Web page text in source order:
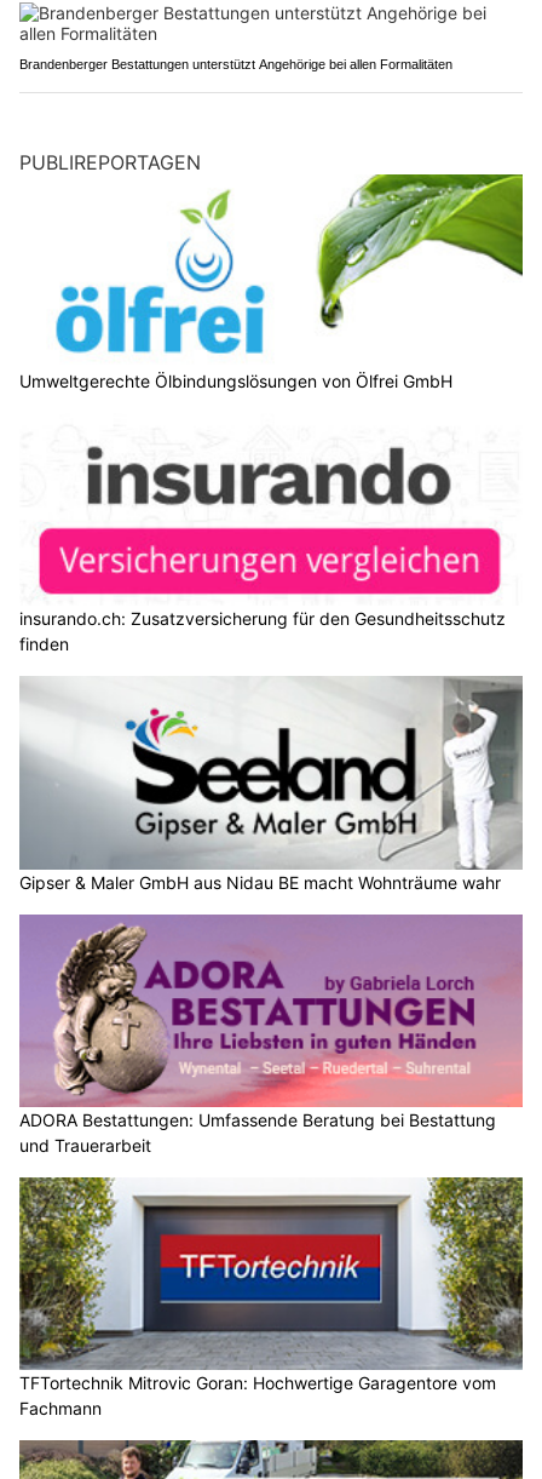
Brandenberger Bestattungen unterstützt Angehörige bei allen Formalitäten
PUBLIREPORTAGEN
Umweltgerechte Ölbindungslösungen von Ölfrei GmbH
insurando.ch: Zusatzversicherung für den Gesundheitsschutz
finden
Gipser & Maler GmbH aus Nidau BE macht Wohnträume wahr
ADORA Bestattungen: Umfassende Beratung bei Bestattung
und Trauerarbeit
TFTortechnik Mitrovic Goran: Hochwertige Garagentore vom
Fachmann